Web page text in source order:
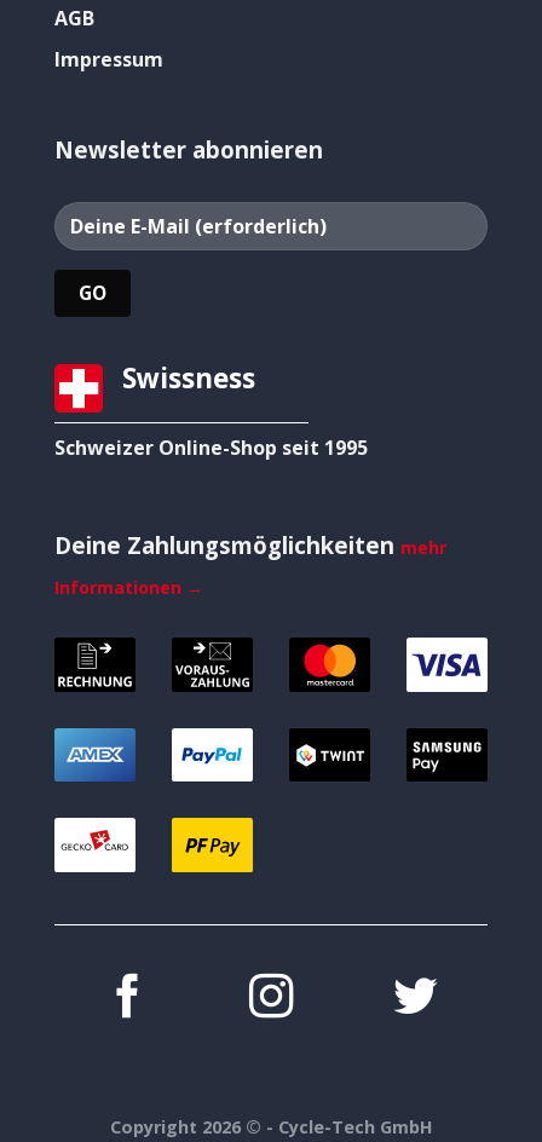
AGB
Impressum
Newsletter abonnieren
Swissness
Schweizer Online-Shop seit 1995
Deine Zahlungsmöglichkeiten mehr
Informationen →
Copyright 2026 © - Cycle-Tech GmbH